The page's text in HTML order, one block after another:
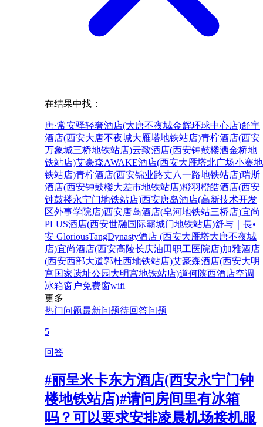
在结果中找：
唐·常安驿轻奢酒店(大唐不夜城金辉环球中心店)舒宇
酒店(西安大唐不夜城大雁塔地铁站店)青柠酒店(西安
万象城三桥地铁站店)云致酒店(西安钟鼓楼洒金桥地
铁站店)艾豪森AWAKE酒店(西安大雁塔北广场小寨地
铁站店)青柠酒店(西安锦业路丈八一路地铁站店)瑞斯
酒店(西安钟鼓楼大差市地铁站店)橙羽橙皓酒店(西安
钟鼓楼永宁门地铁站店)西安唐岛酒店(高新技术开发
区外事学院店)西安唐岛酒店(皂河地铁站三桥店)宜尚
PLUS酒店(西安世融国际霸城门地铁站店)舒与｜長•
安 GloriousTangDynasty酒店 (西安大雁塔大唐不夜城
店)宜尚酒店(西安高陵长庆油田职工医院店)加雅酒店
(西安西部大道郭杜西地铁站店)艾豪森酒店(西安大明
宫国家遗址公园大明宫地铁站店)道何陕西酒店空调
冰箱窗户免费窗wifi
更多
热门问题最新问题待回答问题
5
回答
#丽呈米卡东方酒店(西安永宁门钟
楼地铁站店)#请问房间里有冰箱
吗？可以要求安排凌晨机场接机服